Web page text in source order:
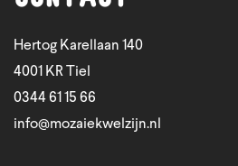
Hertog Karellaan 140
4001 KR Tiel
0344 61 15 66
info@mozaiekwelzijn.nl